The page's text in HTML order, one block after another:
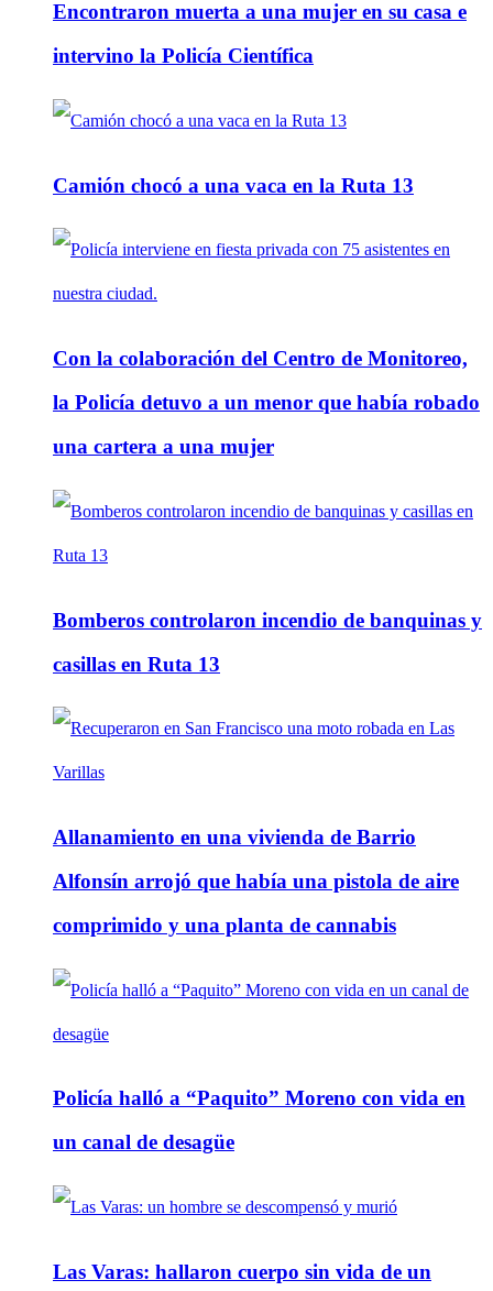
Encontraron muerta a una mujer en su casa e
intervino la Policía Científica
Camión chocó a una vaca en la Ruta 13
Con la colaboración del Centro de Monitoreo,
la Policía detuvo a un menor que había robado
una cartera a una mujer
Bomberos controlaron incendio de banquinas y
casillas en Ruta 13
Allanamiento en una vivienda de Barrio
Alfonsín arrojó que había una pistola de aire
comprimido y una planta de cannabis
Policía halló a “Paquito” Moreno con vida en
un canal de desagüe
Las Varas: hallaron cuerpo sin vida de un